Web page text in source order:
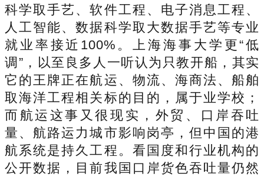
科学取手艺、软件工程、电子消息工程、
人工智能、数据科学取大数据手艺等专业
就业率接近100%。上海海事大学更“低
调”，以至良多人一听认为只教开船，其实
它的王牌正在航运、物流、海商法、船舶
取海洋工程相关标的目的，属于业学校；
而航运这事又很现实，外贸、口岸吞吐
量、航路运力城市影响岗亭，但中国的港
航系统是持久工程。看国度和行业机构的
公开数据，目前我国口岸货色吞吐量仍然